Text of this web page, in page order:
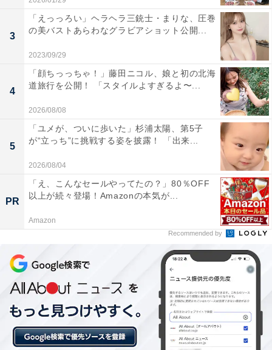
3
「えっっろい」ヘラヘラ三銃士・まりな、圧巻
の美バストあらわなグラビアショット公開...
2023/09/29
4
「顔ちっっちゃ！」藤田ニコル、娘と初の北海
道旅行を公開！ 「スタイルよすぎるよ〜...
2026/08/08
5
「ユメが、ついに歩いた」杉浦太陽、第5子
が“立っち”に挑戦する姿を披露！ 「出来...
2026/08/04
PR
「え、こんなセールやってたの？」80％OFF
以上が続々登場！Amazonの本気が...
Amazon
Recommended by